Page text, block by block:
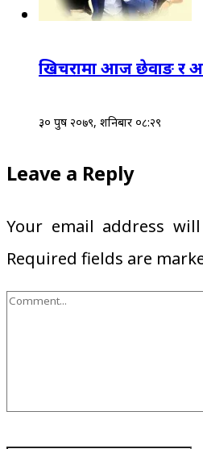
खिचरामा आज छेवाङ र
३० पुष २०७९, शनिबार ०८:२९
Leave a Reply
Your email address
Required fields are